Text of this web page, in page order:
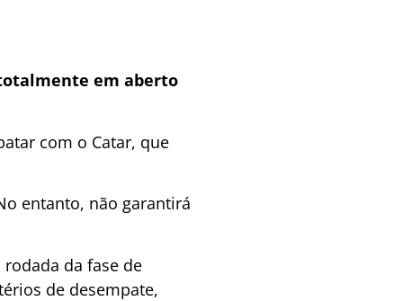
em aberto
com o Catar, que
entanto, não garantirá
da fase de
de desempate,